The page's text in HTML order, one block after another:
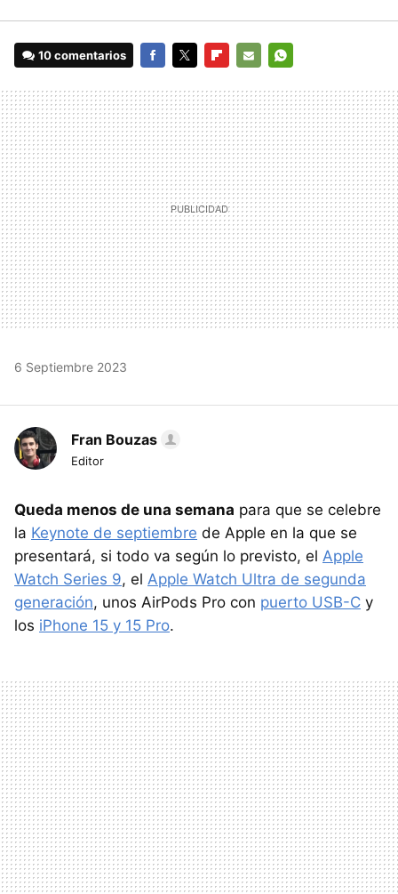
10 comentarios
MAIL
6 Septiembre 2023
Fran Bouzas
Editor
Queda menos de una semana para que se celebre
la Keynote de septiembre de Apple en la que se
presentará, si todo va según lo previsto, el Apple
Watch Series 9, el Apple Watch Ultra de segunda
generación, unos AirPods Pro con puerto USB-C y
los iPhone 15 y 15 Pro.